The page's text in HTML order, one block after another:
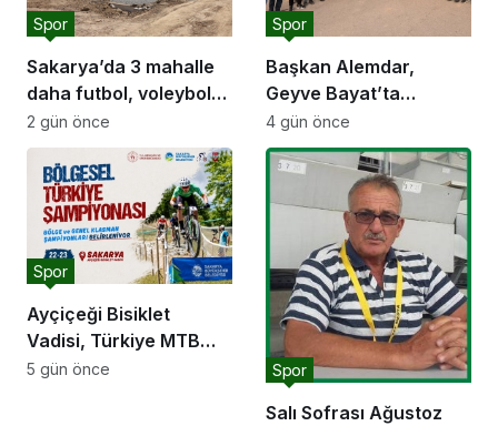
Sakarya’da 3 mahalle
daha futbol, voleybol
ve basketbol sahasına
kavuşuyor
Spor
2 gün önce
Başkan Alemdar,
Geyve Bayat’ta
hemşehrileriyle
buluştu: “Gençlik ve
spor yatırımlarını
hayata geçirmeye
devam edeceğiz”
Spor
4 gün önce
Ayçiçeği Bisiklet
Vadisi, Türkiye MTB
Şampiyonası’na ev
Spor
5 gün önce
Salı Sofrası Ağustoz
Spor